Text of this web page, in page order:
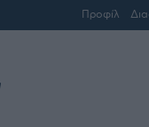
Προφίλ